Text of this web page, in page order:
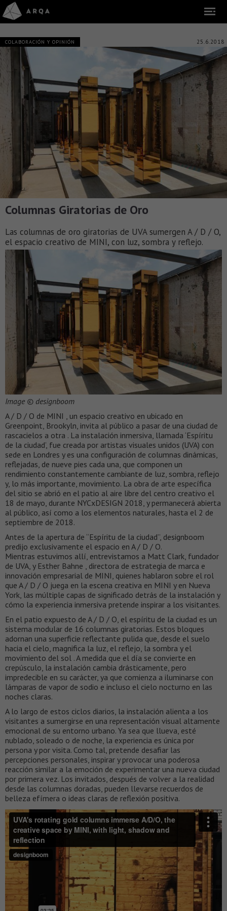
COLABORACIÓN Y OPINIÓN 25.6.2018
Columnas Giratorias de Oro
Las columnas de oro giratorias de UVA sumergen A / D / O,
el espacio creativo de MINI, con luz, sombra y reflejo.
Image © designboom
A / D / O de MINI , un espacio creativo en ubicado en
Greenpoint, Brookyln, invita al público a pasar de una ciudad de
rascacielos a otra . La instalación inmersiva, llamada ‘Espíritu
de la ciudad’, fue creada por artistas visuales unidos (UVA) con
sede en Londres y es una configuración de columnas dinámicas,
reflejadas, de nueve pies cada una, que componen un
rendimiento constantemente cambiante de luz, sombra, reflejo
y, lo más importante, movimiento. La obra de arte específica
del sitio se abrió en el patio al aire libre del centro creativo el
18 de mayo, durante NYCxDESIGN 2018, y permanecerá abierta
al público, así como a los elementos naturales, hasta el 2 de
septiembre de 2018.
Antes de la apertura de “Espíritu de la ciudad”, designboom
predijo exclusivamente el espacio en A / D / O.
Mientras estuvimos allí, entrevistamos a Matt Clark, fundador
de UVA, y Esther Bahne , directora de estrategia de marca e
innovación empresarial de MINI, quienes hablaron sobre el rol
que A / D / O juega en la escena creativa en MINI y en Nueva
York, las múltiple capas de significado detrás de la instalación y
cómo la experiencia inmersiva pretende inspirar a los visitantes.
En el patio expuesto de A / D / O, el espíritu de la ciudad es un
sistema modular de 16 columnas giratorias. Estos bloques
adornan una superficie reflectante pulida que, desde el suelo
hacia el cielo, magnifica la luz, el reflejo, la sombra y el
movimiento del sol . A medida que el día se convierte en
crepúsculo, la instalación cambia drásticamente, pero
impredecible en su carácter, ya que comienza a iluminarse con
lámparas de vapor de sodio e incluso el cielo nocturno en las
noches claras.
A lo largo de estos ciclos diarios, la instalación alienta a los
visitantes a sumergirse en una representación visual altamente
emocional de su entorno urbano. Ya sea que llueva, esté
nublado, soleado o de noche, la experiencia es única por
persona y por visita. Como tal, pretende desafiar las
percepciones personales, inspirar y provocar una poderosa
reacción similar a la emoción de experimentar una nueva ciudad
por primera vez. Los invitados, después de volver a la realidad
desde las columnas doradas, pueden llevarse recuerdos de
belleza efímera o ideas claras de reflexión positiva.